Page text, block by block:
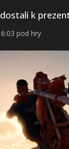
k
pod hry